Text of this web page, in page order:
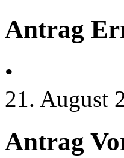
Antrag
•
21. August
Antrag